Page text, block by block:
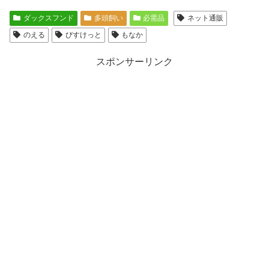
ダックスフンド 多頭飼い 必需品
ネット通販
のえる
びすけっと もなか
スポンサーリンク